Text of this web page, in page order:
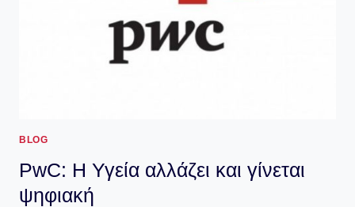
BLOG
PwC: Η Υγεία αλλάζει και γίνεται
ψηφιακή